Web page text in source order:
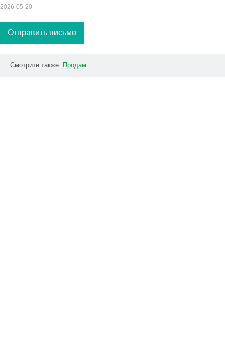
2026-05-20
Отправить письмо
Смотрите также: Продам